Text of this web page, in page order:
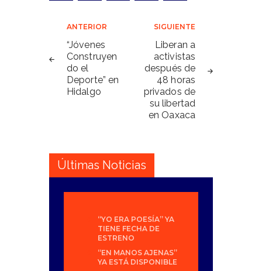
Navegación
de
entradas
ANTERIOR
“Jóvenes
Construyen
do el
Deporte” en
Hidalgo
SIGUIENTE
Liberan a
activistas
después de
48 horas
privados de
su libertad
en Oaxaca
Últimas Noticias
“YO ERA POESÍA” YA
TIENE FECHA DE
ESTRENO
“EN MANOS AJENAS”
YA ESTÁ DISPONIBLE